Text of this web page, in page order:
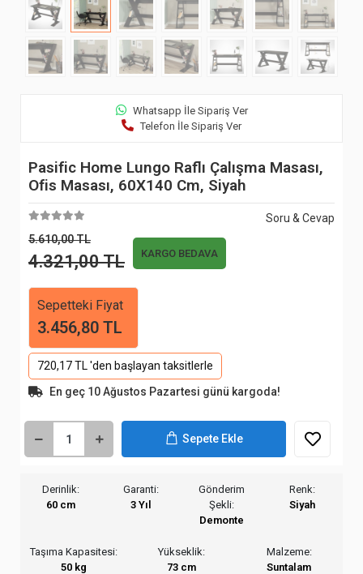
Whatsapp İle Sipariş Ver
Telefon İle Sipariş Ver
Pasific Home Lungo Raflı Çalışma Masası,
Ofis Masası, 60X140 Cm, Siyah
Soru & Cevap
5.610,00 TL
4.321,00 TL KARGO BEDAVA
Sepetteki Fiyat
3.456,80 TL
720,17 TL 'den başlayan taksitlerle
En geç 10 Ağustos Pazartesi günü kargoda!
Sepete Ekle
Derinlik:
60 cm
Garanti:
3 Yıl
Gönderim
Şekli:
Demonte
Renk:
Siyah
Taşıma Kapasitesi:
50 kg
Yükseklik:
73 cm
Malzeme:
Suntalam